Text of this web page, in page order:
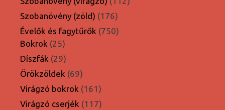
Szobanövény (zöld) 176176
termék
Évelők és fagytűrők 750750
Bokrok 2525
termék
Díszfák 2929
termék
Örökzöldek 6969
termék
Virágzó bokrok 161161
termék
Virágzó cserjék 117117